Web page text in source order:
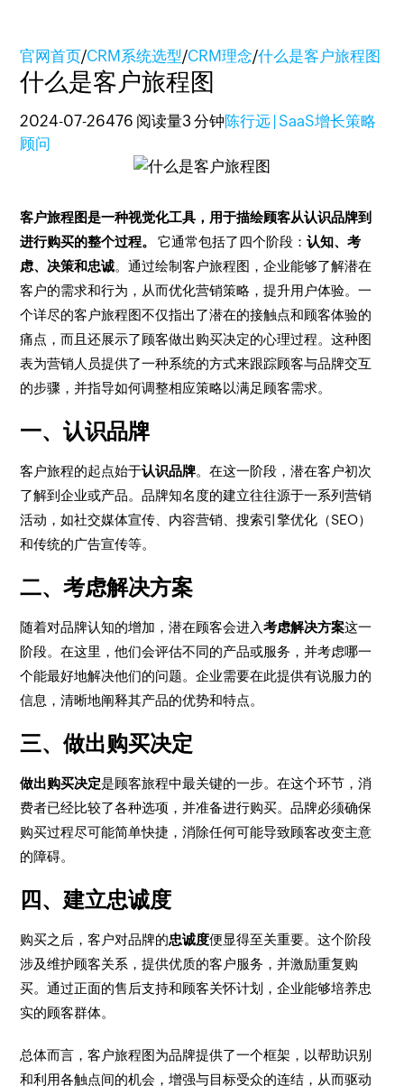
官网首页/CRM系统选型/CRM理念/什么是客户旅程图
什么是客户旅程图
2024-07-26476 阅读量3 分钟陈行远 | SaaS增长策略
顾问
客户旅程图是一种视觉化工具，用于描绘顾客从认识品牌到
进行购买的整个过程。
它通常包括了四个阶段：认知、考
虑、决策和忠诚。通过绘制客户旅程图，企业能够了解潜在
客户的需求和行为，从而优化营销策略，提升用户体验。一
个详尽的客户旅程图不仅指出了潜在的接触点和顾客体验的
痛点，而且还展示了顾客做出购买决定的心理过程。这种图
表为营销人员提供了一种系统的方式来跟踪顾客与品牌交互
的步骤，并指导如何调整相应策略以满足顾客需求。
一、认识品牌
客户旅程的起点始于认识品牌。在这一阶段，潜在客户初次
了解到企业或产品。品牌知名度的建立往往源于一系列营销
活动，如社交媒体宣传、内容营销、搜索引擎优化（SEO）
和传统的广告宣传等。
二、考虑解决方案
随着对品牌认知的增加，潜在顾客会进入考虑解决方案这一
阶段。在这里，他们会评估不同的产品或服务，并考虑哪一
个能最好地解决他们的问题。企业需要在此提供有说服力的
信息，清晰地阐释其产品的优势和特点。
三、做出购买决定
做出购买决定是顾客旅程中最关键的一步。在这个环节，消
费者已经比较了各种选项，并准备进行购买。品牌必须确保
购买过程尽可能简单快捷，消除任何可能导致顾客改变主意
的障碍。
四、建立忠诚度
购买之后，客户对品牌的忠诚度便显得至关重要。这个阶段
涉及维护顾客关系，提供优质的客户服务，并激励重复购
买。通过正面的售后支持和顾客关怀计划，企业能够培养忠
实的顾客群体。
总体而言，客户旅程图为品牌提供了一个框架，以帮助识别
和利用各触点间的机会，增强与目标受众的连结，从而驱动